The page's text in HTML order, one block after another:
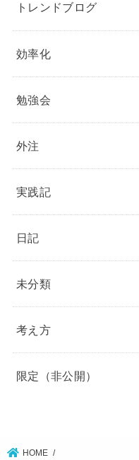
トレンドブログ
効率化
勉強会
外注
実践記
日記
未分類
考え方
限定（非公開）
HOME